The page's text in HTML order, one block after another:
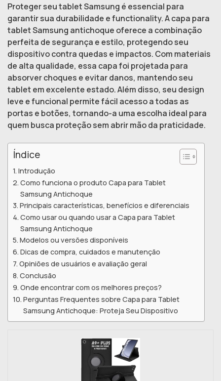
Proteger seu tablet Samsung é essencial para
garantir sua durabilidade e functionality. A capa para
tablet Samsung antichoque oferece a combinação
perfeita de segurança e estilo, protegendo seu
dispositivo contra quedas e impactos. Com materiais
de alta qualidade, essa capa foi projetada para
absorver choques e evitar danos, mantendo seu
tablet em excelente estado. Além disso, seu design
leve e funcional permite fácil acesso a todas as
portas e botões, tornando-a uma escolha ideal para
quem busca proteção sem abrir mão da praticidade.
Índice
Introdução
Como funciona o produto Capa para Tablet
Samsung Antichoque
Principais características, benefícios e diferenciais
Como usar ou quando usar a Capa para Tablet
Samsung Antichoque
Modelos ou versões disponíveis
Dicas de compra, cuidados e manutenção
Opiniões de usuários e avaliação geral
Conclusão
Onde encontrar com os melhores preços?
Perguntas Frequentes sobre Capa para Tablet
Samsung Antichoque: Proteja Seu Dispositivo